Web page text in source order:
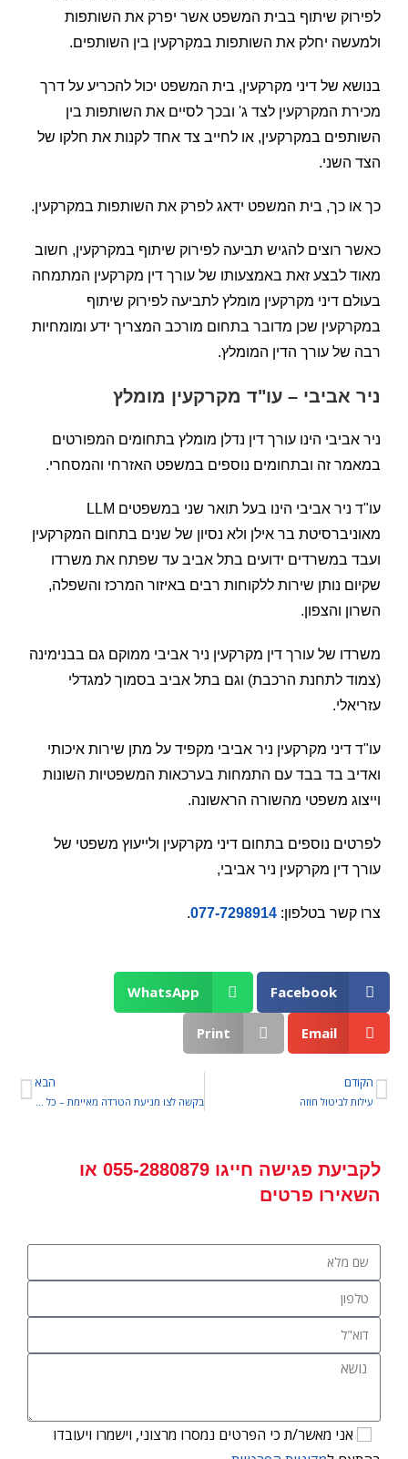
לפירוק שיתוף בבית המשפט אשר יפרק את השותפות
ולמעשה יחלק את השותפות במקרקעין בין השותפים.
בנושא של דיני מקרקעין, בית המשפט יכול להכריע על דרך
מכירת המקרקעין לצד ג' ובכך לסיים את השותפות בין
השותפים במקרקעין, או לחייב צד אחד לקנות את חלקו של
הצד השני.
כך או כך, בית המשפט ידאג לפרק את השותפות במקרקעין.
כאשר רוצים להגיש תביעה לפירוק שיתוף במקרקעין, חשוב
מאוד לבצע זאת באמצעותו של עורך דין מקרקעין המתמחה
בעולם דיני מקרקעין מומלץ לתביעה לפירוק שיתוף
במקרקעין שכן מדובר בתחום מורכב המצריך ידע ומומחיות
רבה של עורך הדין המומלץ.
ניר אביבי – עו"ד מקרקעין מומלץ
ניר אביבי הינו עורך דין נדלן מומלץ בתחומים המפורטים
במאמר זה ובתחומים נוספים במשפט האזרחי והמסחרי.
עו"ד ניר אביבי הינו בעל תואר שני במשפטים LLM
מאוניברסיטת בר אילן ולא נסיון של שנים בתחום המקרקעין
ועבד במשרדים ידועים בתל אביב עד שפתח את משרדו
שקיום נותן שירות ללקוחות רבים באיזור המרכז והשפלה,
השרון והצפון.
משרדו של עורך דין מקרקעין ניר אביבי ממוקם גם בבנימינה
(צמוד לתחנת הרכבת) וגם בתל אביב בסמוך למגדלי
עזריאלי.
עו"ד דיני מקרקעין ניר אביבי מקפיד על מתן שירות איכותי
ואדיב בד בבד עם התמחות בערכאות המשפטיות השונות
וייצוג משפטי מהשורה הראשונה.
לפרטים נוספים בתחום דיני מקרקעין ולייעוץ משפטי של
עורך דין מקרקעין ניר אביבי,
צרו קשר בטלפון: 077-7298914
.
Facebook
WhatsApp
Email
Print
הקודם
עילות לביטול חוזה
הבא
בקשה לצו מניעת הטרדה מאיימת – כל מה שרצית לדעת
לקביעת פגישה חייגו 055-2880879או
השאירו פרטים
אני מאשר/ת כי הפרטים נמסרו מרצוני, וישמרו ויעובדו